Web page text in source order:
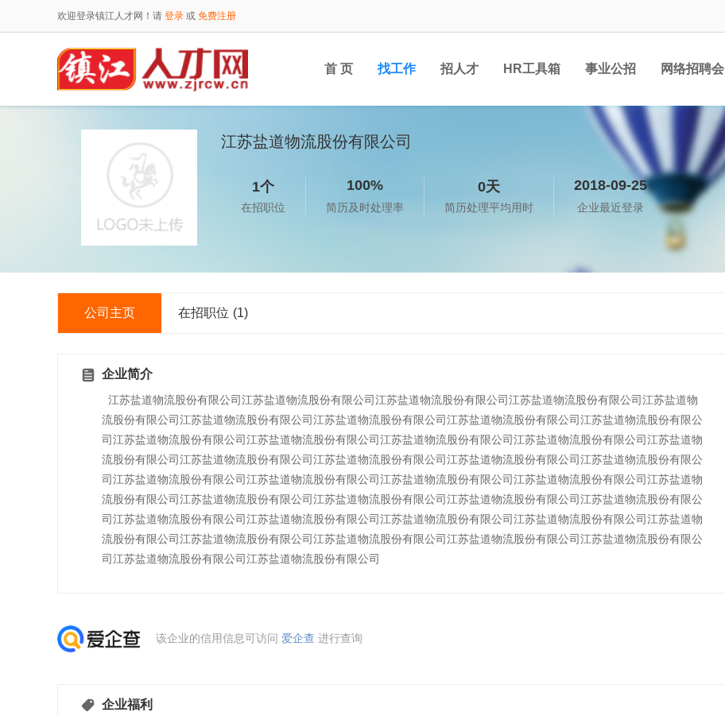
欢迎登录镇江人才网！请 登录 或 免费注册
首 页 找工作 招人才 HR工具箱 事业公招 网络招聘会
江苏盐道物流股份有限公司
1个
在招职位
100%
简历及时处理率
0天
简历处理平均用时
2018-09-25
企业最近登录
公司主页 在招职位 (1)
企业简介
江苏盐道物流股份有限公司江苏盐道物流股份有限公司江苏盐道物流股份有限公司江苏盐道物流股份有限公司江苏盐道物
流股份有限公司江苏盐道物流股份有限公司江苏盐道物流股份有限公司江苏盐道物流股份有限公司江苏盐道物流股份有限公
司江苏盐道物流股份有限公司江苏盐道物流股份有限公司江苏盐道物流股份有限公司江苏盐道物流股份有限公司江苏盐道物
流股份有限公司江苏盐道物流股份有限公司江苏盐道物流股份有限公司江苏盐道物流股份有限公司江苏盐道物流股份有限公
司江苏盐道物流股份有限公司江苏盐道物流股份有限公司江苏盐道物流股份有限公司江苏盐道物流股份有限公司江苏盐道物
流股份有限公司江苏盐道物流股份有限公司江苏盐道物流股份有限公司江苏盐道物流股份有限公司江苏盐道物流股份有限公
司江苏盐道物流股份有限公司江苏盐道物流股份有限公司江苏盐道物流股份有限公司江苏盐道物流股份有限公司江苏盐道物
流股份有限公司江苏盐道物流股份有限公司江苏盐道物流股份有限公司江苏盐道物流股份有限公司江苏盐道物流股份有限公
司江苏盐道物流股份有限公司江苏盐道物流股份有限公司
该企业的信用信息可访问 爱企查 进行查询
企业福利